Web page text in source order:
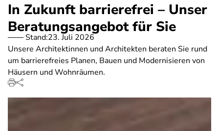
In Zukunft barrierefrei – Unser
Beratungsangebot für Sie
Stand:23. Juli 2026
Unsere Architektinnen und Architekten beraten Sie rund
um barrierefreies Planen, Bauen und Modernisieren von
Häusern und Wohnräumen.